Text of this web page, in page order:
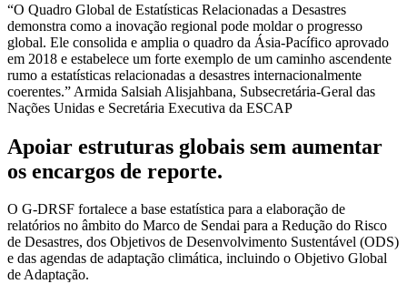
“O Quadro Global de Estatísticas Relacionadas a Desastres
demonstra como a inovação regional pode moldar o progresso
global. Ele consolida e amplia o quadro da Ásia-Pacífico aprovado
em 2018 e estabelece um forte exemplo de um caminho ascendente
rumo a estatísticas relacionadas a desastres internacionalmente
coerentes.” Armida Salsiah Alisjahbana, Subsecretária-Geral das
Nações Unidas e Secretária Executiva da ESCAP
Apoiar estruturas globais sem aumentar
os encargos de reporte.
O G-DRSF fortalece a base estatística para a elaboração de
relatórios no âmbito do Marco de Sendai para a Redução do Risco
de Desastres, dos Objetivos de Desenvolvimento Sustentável (ODS)
e das agendas de adaptação climática, incluindo o Objetivo Global
de Adaptação.